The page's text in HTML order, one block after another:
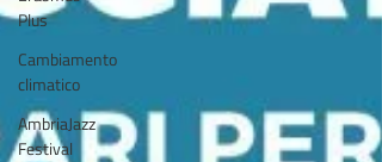
Plus
Cambiamento
climatico
AmbriaJazz
Festival